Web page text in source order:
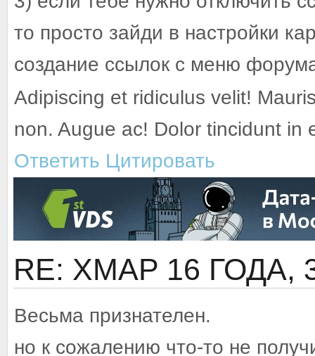
то просто зайди в настройки
создание ссылок с меню
Adipiscing et ridiculus velit!
non. Augue ac! Dolor tincidunt in
Ответить Цитировать
RE: XMAP 16
Весьма признателен.
но к сожалению что-то не